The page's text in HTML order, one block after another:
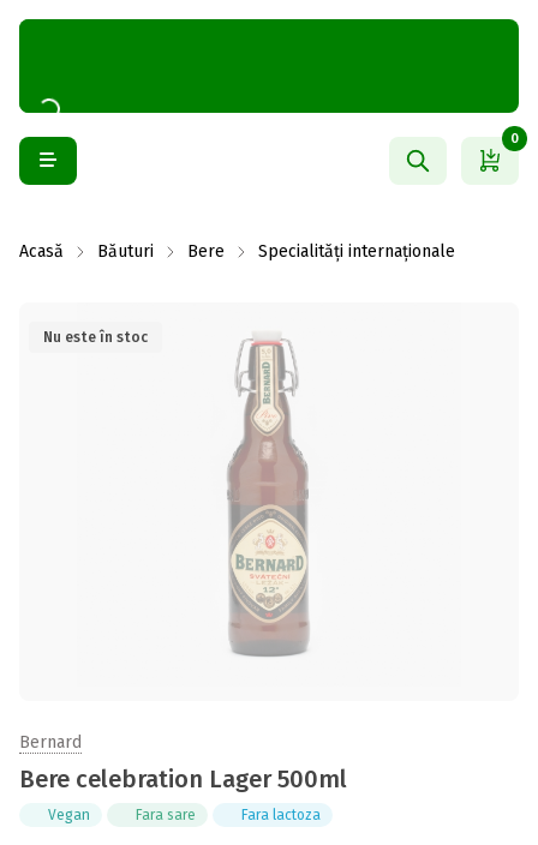
0
Acasă Băuturi Bere Specialități internaționale
Nu este în stoc
Bernard
Bere celebration Lager 500ml
Vegan Fara sare Fara lactoza